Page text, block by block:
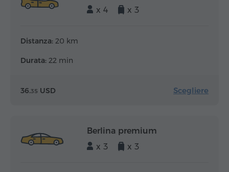
x 4
x 3
Distanza: 20 km
Durata: 22 min
36.35 USD Scegliere
Berlina premium
x 3
x 3